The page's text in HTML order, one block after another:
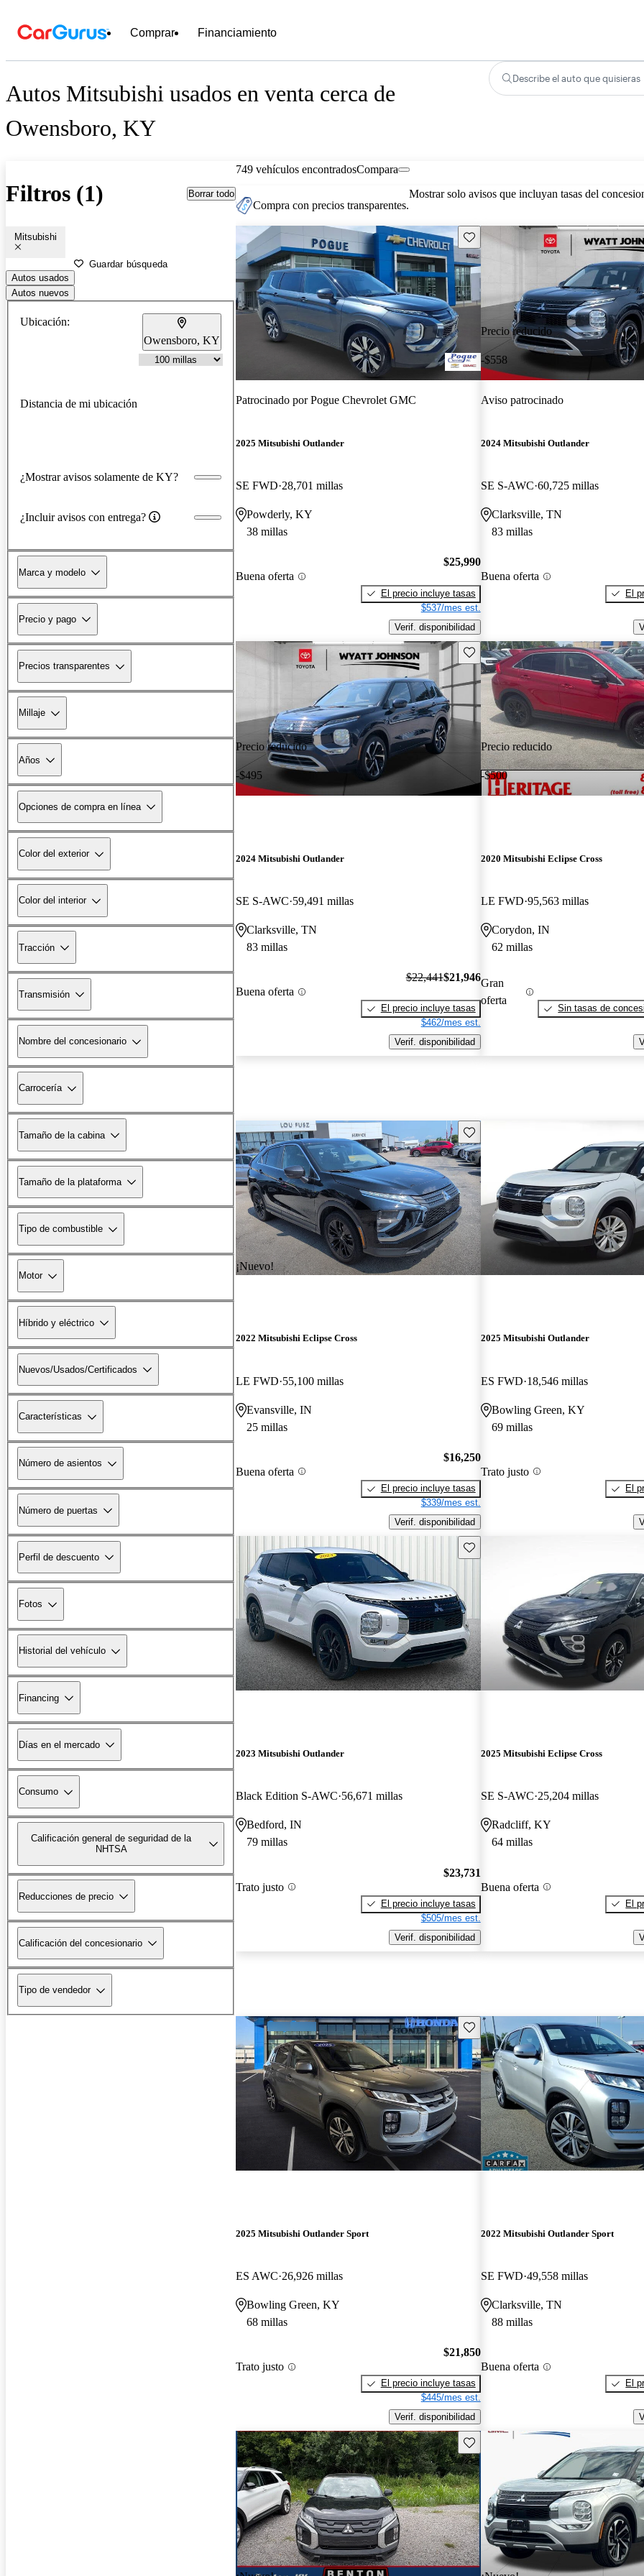
Comprar Financiamiento
Autos Mitsubishi usados en venta cerca de
Owensboro, KY
Describe el auto que quisieras
Filtros (1) Borrar todo
Mitsubishi
Guardar búsqueda
Autos usados
Autos nuevos
Ubicación:
Owensboro, KY
Distancia de mi ubicación
¿Mostrar avisos solamente de KY?
¿Incluir avisos con entrega?
Marca y modelo
Precio y pago
Precios transparentes
Millaje
Años
Opciones de compra en línea
Color del exterior
Color del interior
Tracción
Transmisión
Nombre del concesionario
Carrocería
Tamaño de la cabina
Tamaño de la plataforma
Tipo de combustible
Motor
Híbrido y eléctrico
Nuevos/Usados/Certificados
Características
Número de asientos
Número de puertas
Perfil de descuento
Fotos
Historial del vehículo
Financing
Días en el mercado
Consumo
Calificación general de seguridad de la
NHTSA
Reducciones de precio
Calificación del concesionario
Tipo de vendedor
749 vehículos encontradosCompara
Compra con precios transparentes.
Mostrar solo avisos que incluyan tasas del
Guarda este Aviso
Patrocinado porPogue Chevrolet GMC
2025 Mitsubishi Outlander
SE FWD 28,701 millas
Powderly, KY
38 millas
Buena oferta
$25,990
El precio incluye tasas
$537/mes est.
Verif. disponibilidad
Precio reducido
-$558
Aviso patrocinado
2024 Mitsubishi Outlander
SE S-AWC 60,725 millas
Clarksville, TN
83 millas
Buena oferta
El
Precio reducido
-$495
Guarda este Aviso
2024 Mitsubishi Outlander
SE S-AWC 59,491 millas
Clarksville, TN
83 millas
Buena oferta
$22,441$21,946
El precio incluye tasas
$462/mes est.
Verif. disponibilidad
Precio reducido
-$500
2020 Mitsubishi Eclipse Cross
LE FWD 95,563 millas
Corydon, IN
62 millas
Gran
oferta
Sin tasas de
¡Nuevo!
Guarda este Aviso
2022 Mitsubishi Eclipse Cross
LE FWD 55,100 millas
Evansville, IN
25 millas
Buena oferta
$16,250
El precio incluye tasas
$339/mes est.
Verif. disponibilidad
2025 Mitsubishi Outlander
ES FWD 18,546 millas
Bowling Green, KY
69 millas
Trato justo
El
Guarda este Aviso
2023 Mitsubishi Outlander
Black Edition S-AWC 56,671 millas
Bedford, IN
79 millas
Trato justo
$23,731
El precio incluye tasas
$505/mes est.
Verif. disponibilidad
2025 Mitsubishi Eclipse Cross
SE S-AWC 25,204 millas
Radcliff, KY
64 millas
Buena oferta
El
Guarda este Aviso
2025 Mitsubishi Outlander Sport
ES AWC 26,926 millas
Bowling Green, KY
68 millas
Trato justo
$21,850
El precio incluye tasas
$445/mes est.
Verif. disponibilidad
2022 Mitsubishi Outlander Sport
SE FWD 49,558 millas
Clarksville, TN
88 millas
Buena oferta
El
Guarda este Aviso